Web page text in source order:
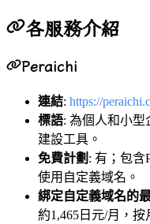
各服務介紹
Peraichi
連結: https://
標語: 為個人和小
建設工具。
免費計劃 : 有；包含
使用自定義域名。
綁定自定義域名的
約1,465日元/月，